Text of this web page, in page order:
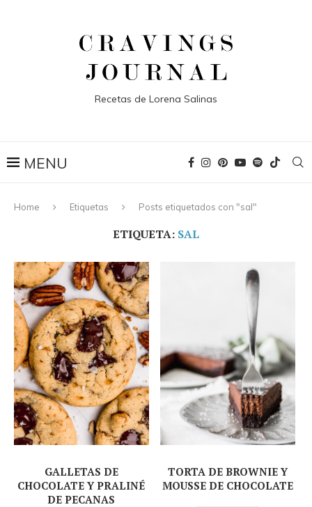
Recetas de Lorena Salinas
Home Etiquetas Posts etiquetados con "sal"
ETIQUETA: SAL
GALLETAS DE
CHOCOLATE Y PRALINÉ
DE PECANAS
TORTA DE BROWNIE Y
MOUSSE DE CHOCOLATE